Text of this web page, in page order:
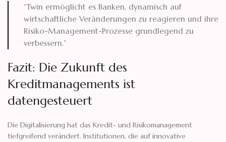
“Twin ermöglicht es Banken, dynamisch auf
wirtschaftliche Veränderungen zu reagieren und ihre
Risiko-Management-Prozesse grundlegend zu
verbessern.”
Fazit: Die Zukunft des
Kreditmanagements ist
datengesteuert
Die Digitalisierung hat das Kredit- und Risikomanagement
tiefgreifend verändert. Institutionen, die auf innovative